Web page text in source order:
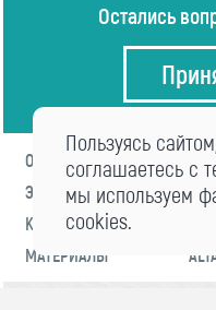
Остались
О ФОРУМЕ
ЭКСПЕРТЫ
КОНТАКТЫ
МАТЕРИАЛЫ
Пользуясь
соглашаетесь с
мы используем
cookies.